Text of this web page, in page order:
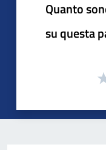
Quanto
su questa